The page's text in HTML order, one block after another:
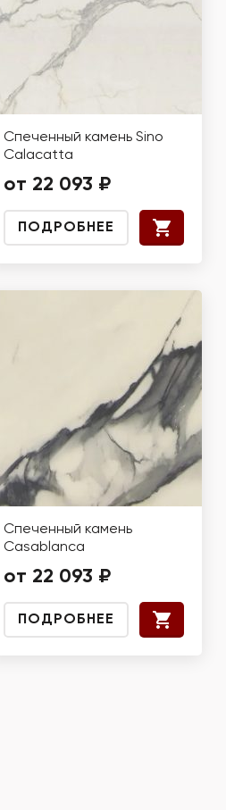
Спеченный камень Sino
Calacatta
от 22 093 ₽
ПОДРОБНЕЕ
Спеченный камень
Casablanca
от 22 093 ₽
ПОДРОБНЕЕ